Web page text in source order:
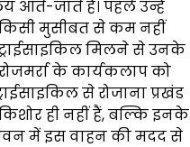
आते-जाते हैं। पहले उन्हें
मुसीबत से कम नहीं
ट्राईसाइकिल मिलने से उनके
के कार्यकलाप को
से रोजाना प्रखंड
ही नहीं हैं, बल्कि इनके
में इस वाहन की मदद से